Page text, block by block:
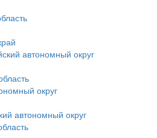
автономный округ
округ
автономный округ